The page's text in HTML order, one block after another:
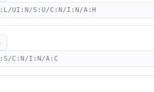
UI:N/S:U/C:N/I:N/A:H
C:N/I:N/A:C